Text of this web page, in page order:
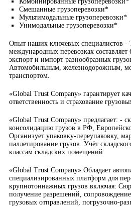
Смешанные грузоперевозки*
Мультимодальные грузоперевозки*
Унимодальные грузоперевозки*
Опыт наших ключевых специалистов
международных перевозках
экспорт и импорт разнообразных
Автомобильным, железнодорожным,
транспортом.
«Global Trust Company» гарантирует
ответственность и страхование
«Global Trust Company» предлагает: -
консолидацию грузов в РФ,
Организует упаковку-переупаковку,
паллетирование грузов. Учёт
классам складских помещений.
«Global Trust Company» Обладает
специализированных платформ для
крупнотоннажных грузов включая:
получение разрешений,
грузовых отправлений, погрузочно-